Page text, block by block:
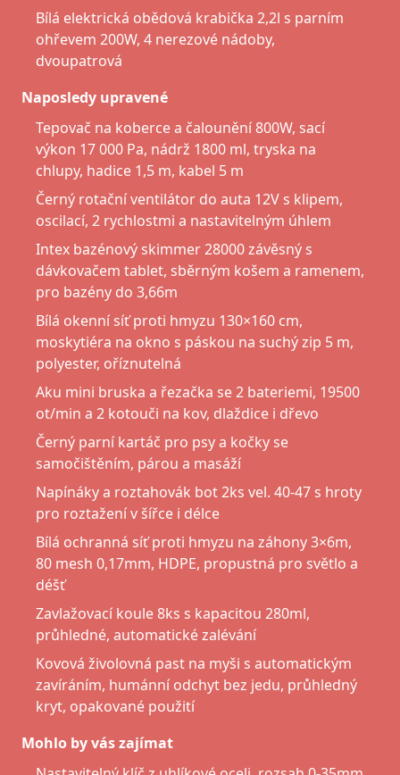
Bílá elektrická obědová krabička 2,2l s parním
ohřevem 200W, 4 nerezové nádoby,
dvoupatrová
Naposledy upravené
Tepovač na koberce a čalounění 800W, sací
výkon 17 000 Pa, nádrž 1800 ml, tryska na
chlupy, hadice 1,5 m, kabel 5 m
Černý rotační ventilátor do auta 12V s klipem,
oscilací, 2 rychlostmi a nastavitelným úhlem
Intex bazénový skimmer 28000 závěsný s
dávkovačem tablet, sběrným košem a ramenem,
pro bazény do 3,66m
Bílá okenní síť proti hmyzu 130×160 cm,
moskytiéra na okno s páskou na suchý zip 5 m,
polyester, oříznutelná
Aku mini bruska a řezačka se 2 bateriemi, 19500
ot/min a 2 kotouči na kov, dlaždice i dřevo
Černý parní kartáč pro psy a kočky se
samočištěním, párou a masáží
Napínáky a roztahovák bot 2ks vel. 40-47 s hroty
pro roztažení v šířce i délce
Bílá ochranná síť proti hmyzu na záhony 3×6m,
80 mesh 0,17mm, HDPE, propustná pro světlo a
déšť
Zavlažovací koule 8ks s kapacitou 280ml,
průhledné, automatické zalévání
Kovová živolovná past na myši s automatickým
zavíráním, humánní odchyt bez jedu, průhledný
kryt, opakované použití
Mohlo by vás zajímat